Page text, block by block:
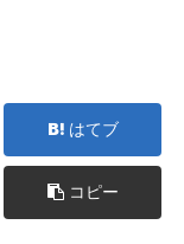
はてブ
コピー